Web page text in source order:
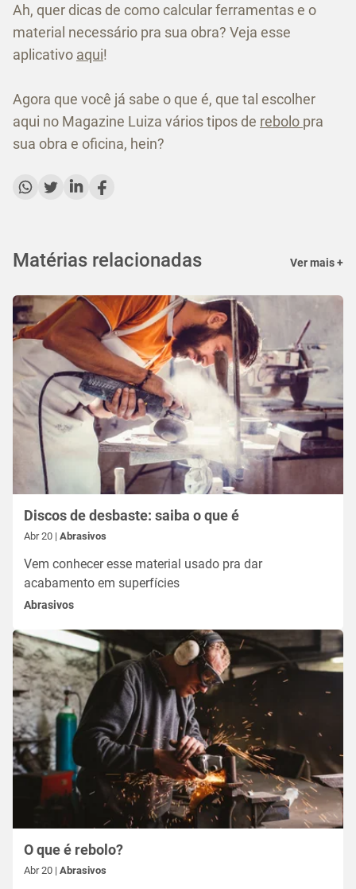
Ah, quer dicas de como calcular ferramentas e o
material necessário pra sua obra? Veja esse
aplicativo aqui!
Agora que você já sabe o que é, que tal escolher
aqui no Magazine Luiza vários tipos de rebolo pra
sua obra e oficina, hein?
Matérias relacionadas Ver mais +
Discos de desbaste: saiba o que é
Abr 20 | Abrasivos
Vem conhecer esse material usado pra dar
acabamento em superfícies
Abrasivos
O que é rebolo?
Abr 20 | Abrasivos